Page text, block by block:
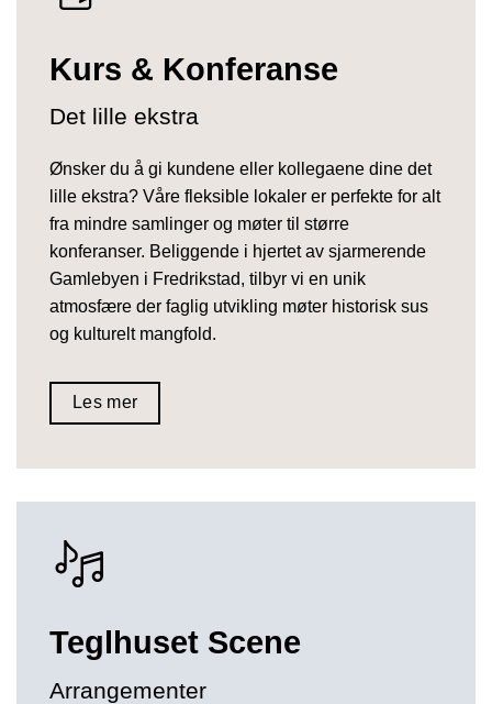
Kurs & Konferanse
Det lille ekstra
Ønsker du å gi kundene eller kollegaene dine det
lille ekstra? Våre fleksible lokaler er perfekte for alt
fra mindre samlinger og møter til større
konferanser. Beliggende i hjertet av sjarmerende
Gamlebyen i Fredrikstad, tilbyr vi en unik
atmosfære der faglig utvikling møter historisk sus
og kulturelt mangfold.
Les mer
Teglhuset Scene
Arrangementer